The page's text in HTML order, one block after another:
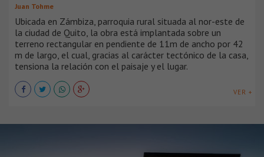
Juan Tohme
Ubicada en Zámbiza, parroquia rural situada al nor-este de
la ciudad de Quito, la obra está implantada sobre un
terreno rectangular en pendiente de 11m de ancho por 42
m de largo, el cual, gracias al carácter tectónico de la casa,
tensiona la relación con el paisaje y el lugar.
VER +